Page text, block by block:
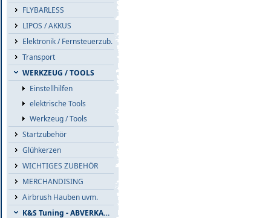
FLYBARLESS
LIPOS / AKKUS
Elektronik / Fernsteuerzub.
Transport
WERKZEUG / TOOLS
Einstellhilfen
elektrische Tools
Werkzeug / Tools
Startzubehör
Glühkerzen
WICHTIGES ZUBEHÖR
MERCHANDISING
Airbrush Hauben uvm.
K&S Tuning - ABVERKAUF